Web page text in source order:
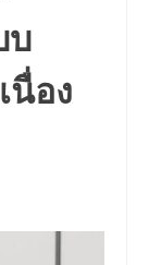
บ
นื่อง